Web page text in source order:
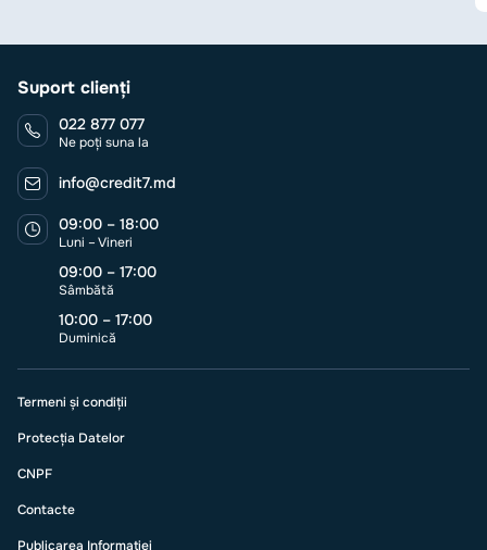
Suport clienți
022 877 077
Ne poți suna la
info@credit7.md
09:00 – 18:00
Luni – Vineri
09:00 – 17:00
Sâmbătă
10:00 – 17:00
Duminică
Termeni și condiții
Protecția Datelor
CNPF
Contacte
Publicarea Informației